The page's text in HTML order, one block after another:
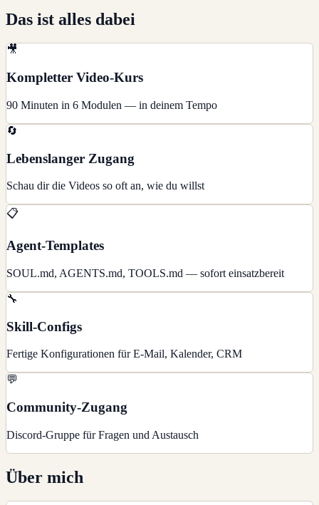
Das ist alles dabei
🎥
Kompletter Video-Kurs
90 Minuten in 6 Modulen — in deinem Tempo
🔄
Lebenslanger Zugang
Schau dir die Videos so oft an, wie du willst
📋
Agent-Templates
SOUL.md, AGENTS.md, TOOLS.md — sofort einsatzbereit
🔧
Skill-Configs
Fertige Konfigurationen für E-Mail, Kalender, CRM
💬
Community-Zugang
Discord-Gruppe für Fragen und Austausch
Über mich